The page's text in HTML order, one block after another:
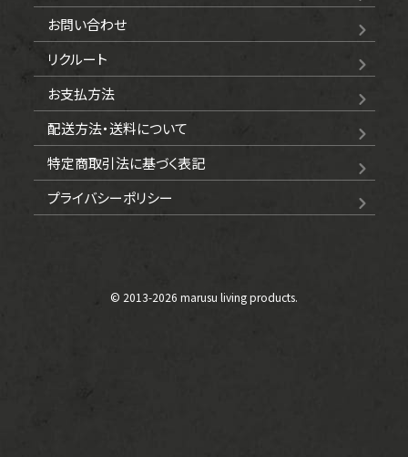
お問い合わせ
リクルート
お支払方法
配送方法・送料について
特定商取引法に基づく表記
プライバシーポリシー
© 2013-2026 marusu living products.